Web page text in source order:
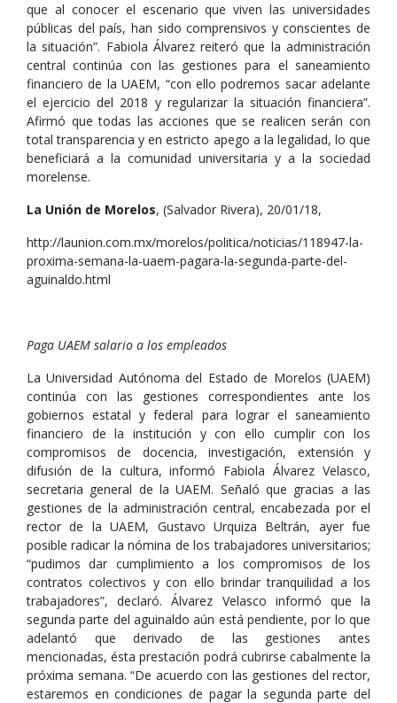
que al conocer el escenario que viven las universidades
públicas del país, han sido comprensivos y conscientes de
la situación”. Fabiola Álvarez reiteró que la administración
central continúa con las gestiones para el saneamiento
financiero de la UAEM, “con ello podremos sacar adelante
el ejercicio del 2018 y regularizar la situación financiera”.
Afirmó que todas las acciones que se realicen serán con
total transparencia y en estricto apego a la legalidad, lo que
beneficiará a la comunidad universitaria y a la sociedad
morelense.
La Unión de Morelos, (Salvador Rivera), 20/01/18,
http://launion.com.mx/morelos/politica/noticias/118947-la-
proxima-semana-la-uaem-pagara-la-segunda-parte-del-
aguinaldo.html
Paga UAEM salario a los empleados
La Universidad Autónoma del Estado de Morelos (UAEM)
continúa con las gestiones correspondientes ante los
gobiernos estatal y federal para lograr el saneamiento
financiero de la institución y con ello cumplir con los
compromisos de docencia, investigación, extensión y
difusión de la cultura, informó Fabiola Álvarez Velasco,
secretaria general de la UAEM. Señaló que gracias a las
gestiones de la administración central, encabezada por el
rector de la UAEM, Gustavo Urquiza Beltrán, ayer fue
posible radicar la nómina de los trabajadores universitarios;
“pudimos dar cumplimiento a los compromisos de los
contratos colectivos y con ello brindar tranquilidad a los
trabajadores”, declaró. Álvarez Velasco informó que la
segunda parte del aguinaldo aún está pendiente, por lo que
adelantó que derivado de las gestiones antes
mencionadas, ésta prestación podrá cubrirse cabalmente la
próxima semana. “De acuerdo con las gestiones del rector,
estaremos en condiciones de pagar la segunda parte del